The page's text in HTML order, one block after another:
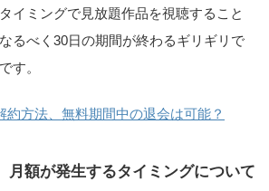
イミングで見放題作品を視聴すること
るべく30日の期間が終わるギリギリで
す。
約方法、無料期間中の退会は可能？
月額が発生するタイミングについて